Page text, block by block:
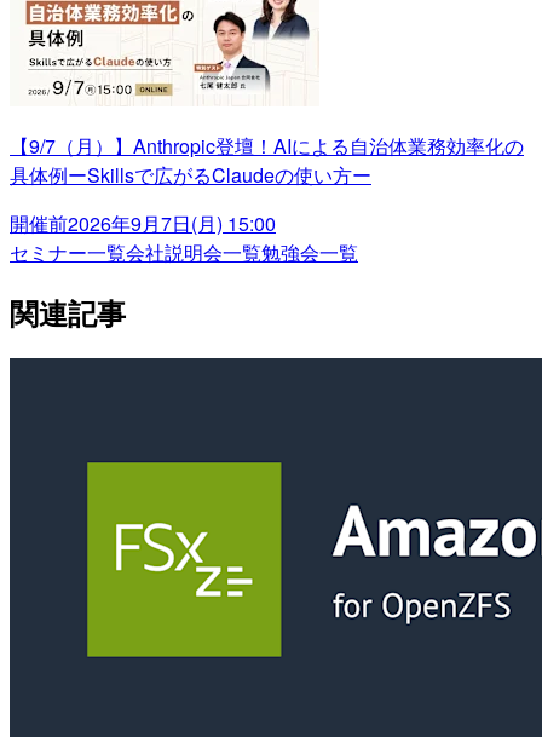
【9/7（月）】Anthropic登壇！AIによる自治体業務効率化の
具体例ーSkillsで広がるClaudeの使い方ー
開催前2026年9月7日(月) 15:00
セミナー一覧会社説明会一覧勉強会一覧
関連記事